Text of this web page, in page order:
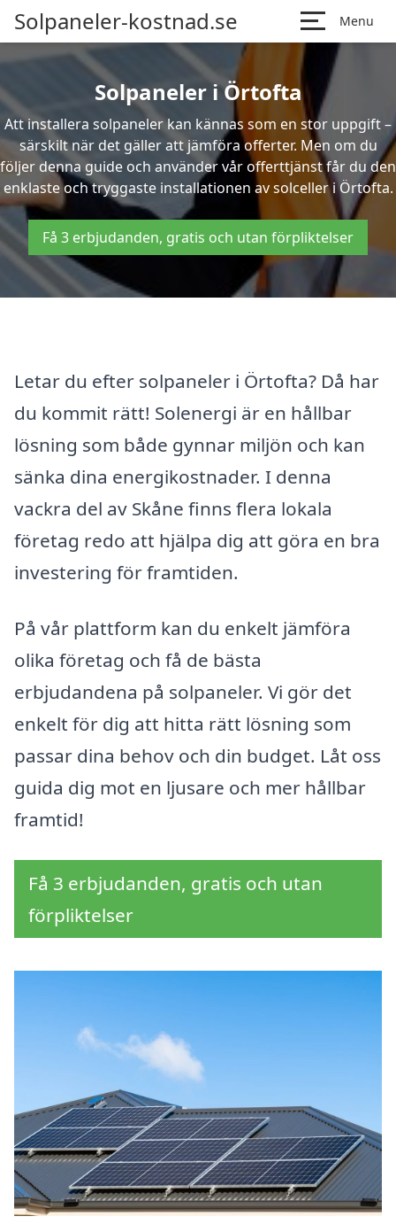
Solpaneler-kostnad.se Menu
Solpaneler i Örtofta
Att installera solpaneler kan kännas som en stor uppgift –
särskilt när det gäller att jämföra offerter. Men om du
följer denna guide och använder vår offerttjänst får du den
enklaste och tryggaste installationen av solceller i Örtofta.
Få 3 erbjudanden, gratis och utan förpliktelser
Letar du efter solpaneler i Örtofta? Då har
du kommit rätt! Solenergi är en hållbar
lösning som både gynnar miljön och kan
sänka dina energikostnader. I denna
vackra del av Skåne finns flera lokala
företag redo att hjälpa dig att göra en bra
investering för framtiden.
På vår plattform kan du enkelt jämföra
olika företag och få de bästa
erbjudandena på solpaneler. Vi gör det
enkelt för dig att hitta rätt lösning som
passar dina behov och din budget. Låt oss
guida dig mot en ljusare och mer hållbar
framtid!
Få 3 erbjudanden, gratis och utan
förpliktelser